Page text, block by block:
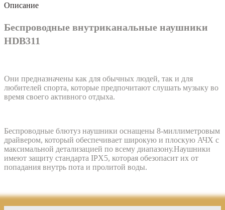
Описание
Беспроводные внутриканальные наушники
HDB311
Они предназначены как для обычных людей, так и для
любителей спорта, которые предпочитают слушать музыку во
время своего активного отдыха.
Беспроводные блютуз наушники оснащены 8-миллиметровым
драйвером, который обеспечивает широкую и плоскую АЧХ с
максимальной детализацией по всему диапазону.Наушники
имеют защиту стандарта IPX5, которая обезопасит их от
попадания внутрь пота и пролитой воды.